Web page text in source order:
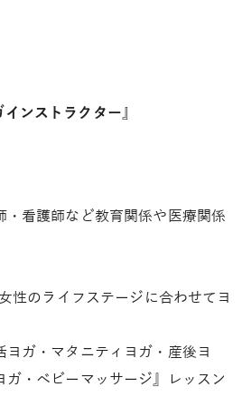
ンストラクター』
・看護師など教育関係や医療関係
性のライフステージに合わせてヨ
ヨガ・マタニティヨガ・産後ヨ
ガ・ベビーマッサージ』レッスン